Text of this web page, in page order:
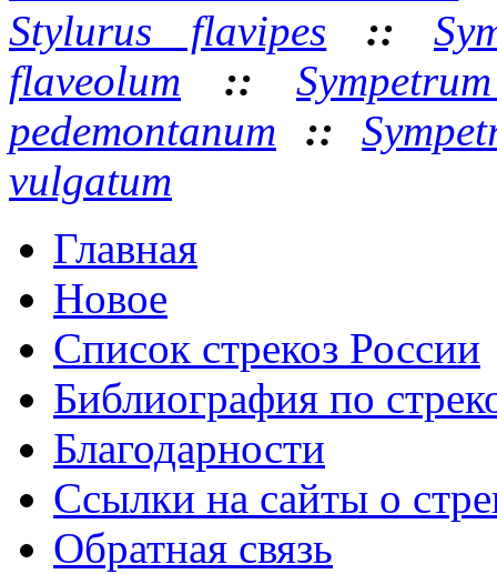
Stylurus flavipes ::
flaveolum ::
pedemontanum ::
vulgatum
Главная
Новое
Список стрекоз России
Библиография по
Благодарности
Ссылки на сайты о
Обратная связь